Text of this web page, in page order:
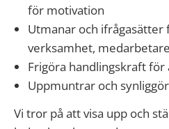
för motivation
Utmanar och ifrågasätter
verksamhet,
Frigöra handlingskraft
Uppmuntrar och
Vi tror på att visa upp och